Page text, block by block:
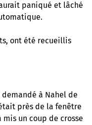
paniqué et lâché
ont été recueillis
à Nahel de
près de la fenêtre
un coup de crosse